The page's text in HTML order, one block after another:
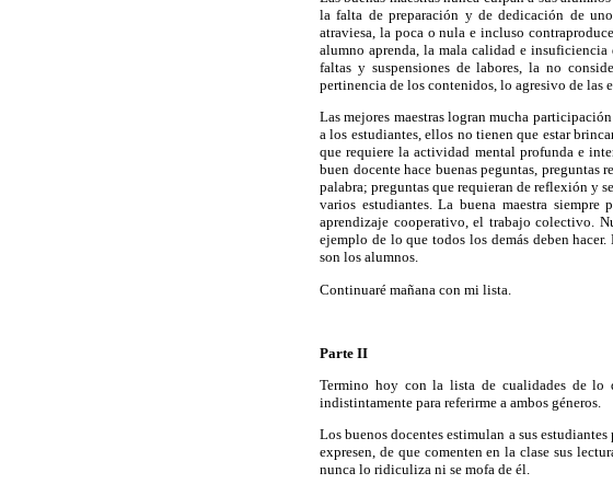
la falta de preparación y de dedicación de
atraviesa, la poca o nula e incluso
alumno aprenda, la mala calidad e
faltas y suspensiones de labores, la no
pertinencia de los contenidos, lo agresivo de
Las mejores maestras logran mucha
a los estudiantes, ellos no tienen que estar
que requiere la actividad mental profunda e
buen docente hace buenas peguntas, preguntas
palabra; preguntas que requieran de reflexión y
varios estudiantes. La buena maestra
aprendizaje cooperativo, el trabajo colectivo.
ejemplo de lo que todos los demás deben
son los alumnos.
Continuaré mañana con mi lista.
Parte II
Termino hoy con la lista de cualidades de lo
indistintamente para referirme a ambos géneros.
Los buenos docentes estimulan a sus
expresen, de que comenten en la clase sus
nunca lo ridiculiza ni se mofa de él.